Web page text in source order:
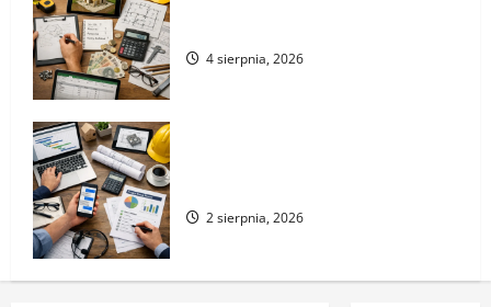
4 sierpnia, 2026
2 sierpnia, 2026